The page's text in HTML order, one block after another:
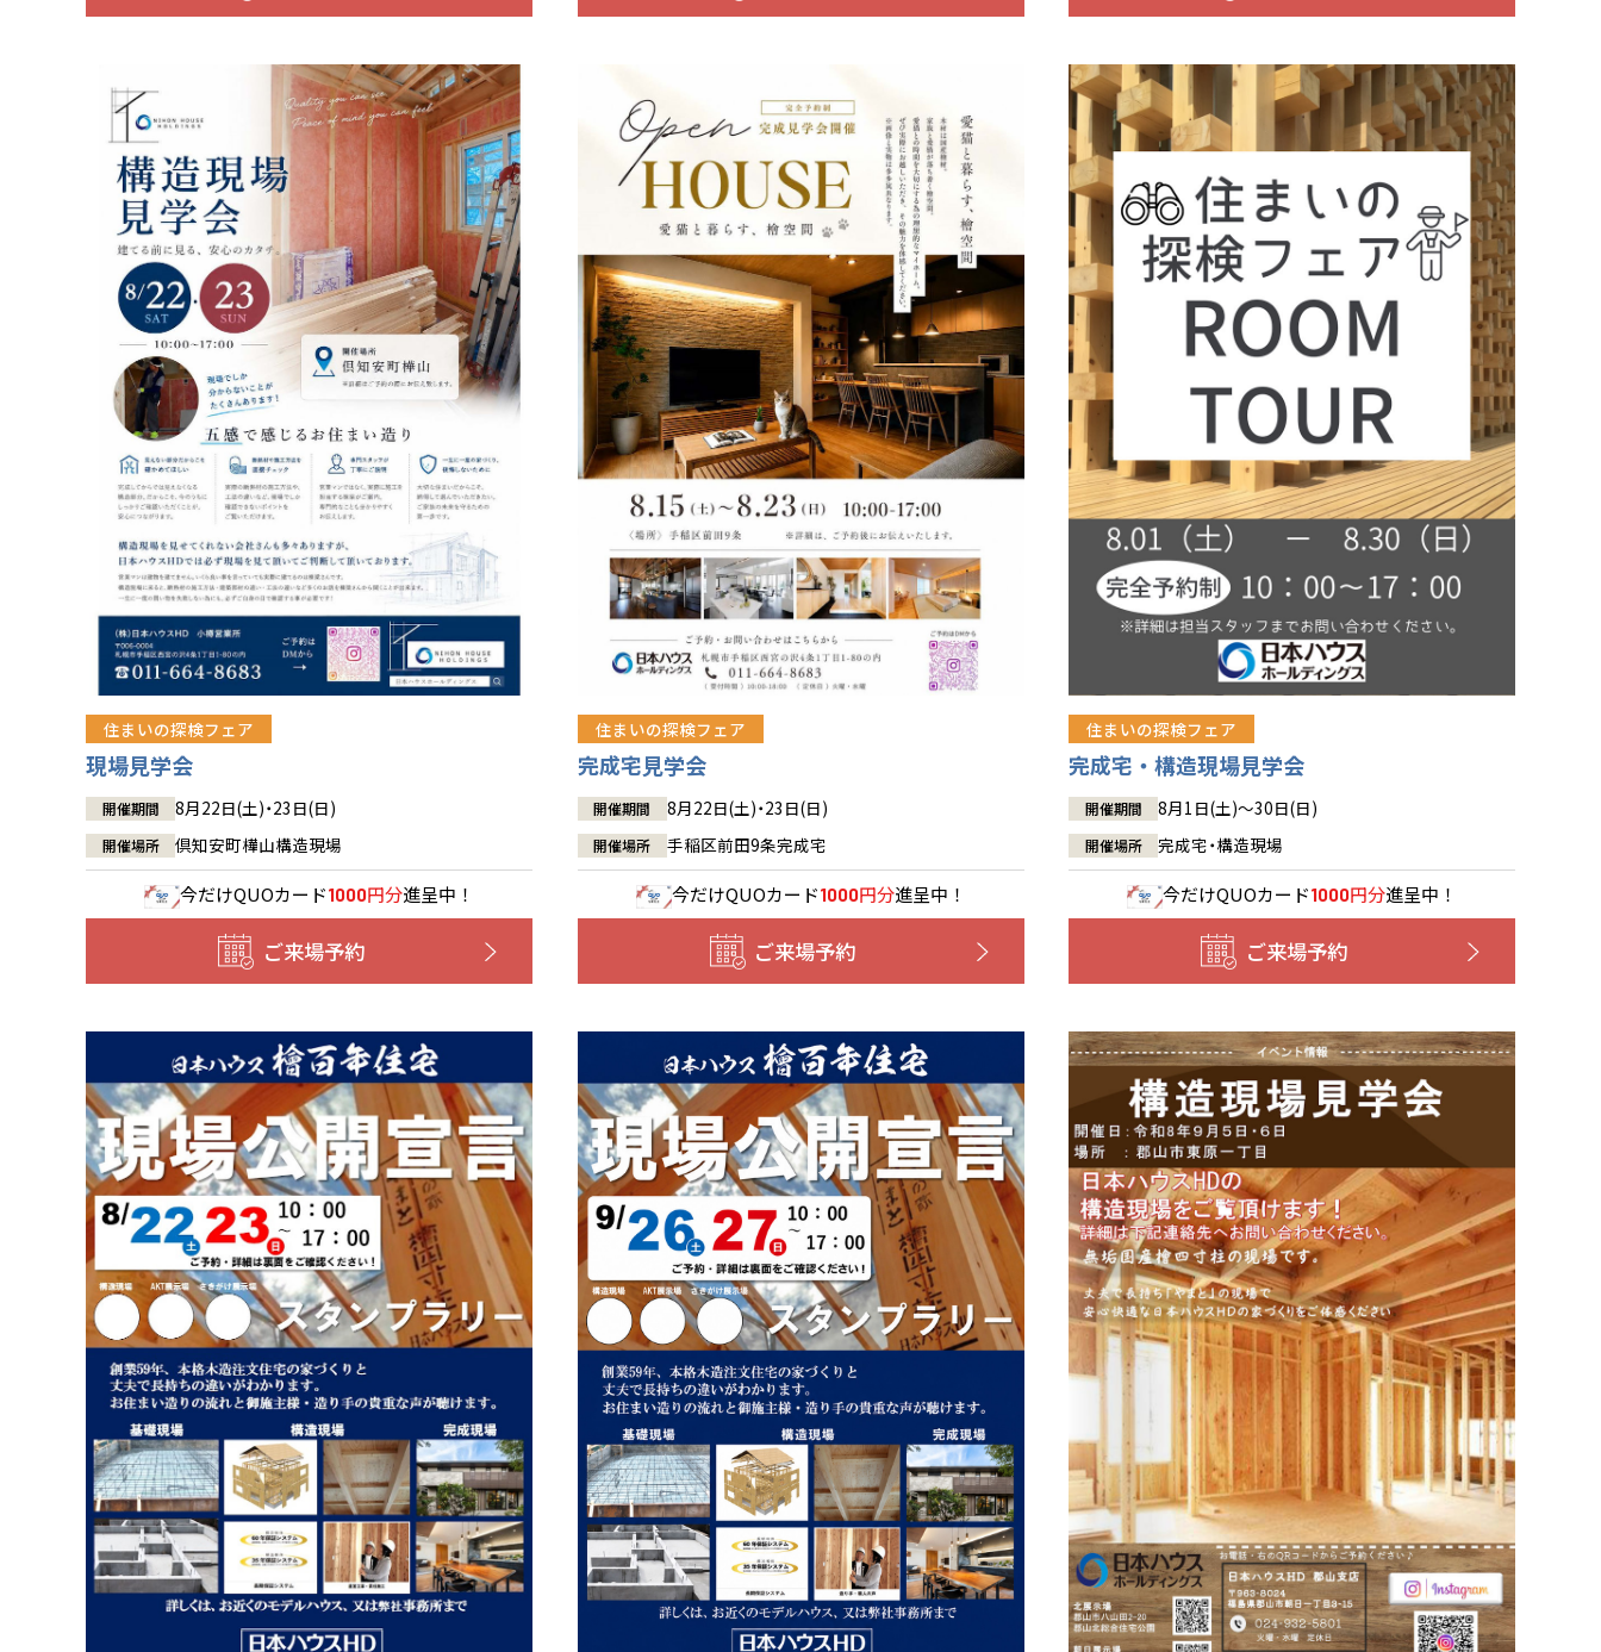
住まいの探検フェア
現場見学会
開催期間 8月22日(土)・23日(日)
開催場所 倶知安町樺山構造現場
今だけQUOカード1000円分進呈中！
ご来場予約
住まいの探検フェア
完成宅見学会
開催期間 8月22日(土)・23日(日)
開催場所 手稲区前田9条完成宅
今だけQUOカード1000円分進呈中！
ご来場予約
住まいの探検フェア
完成宅・構造現場見学会
開催期間 8月1日(土)～30日(日)
開催場所 完成宅・構造現場
今だけQUOカード1000円分進呈中！
ご来場予約